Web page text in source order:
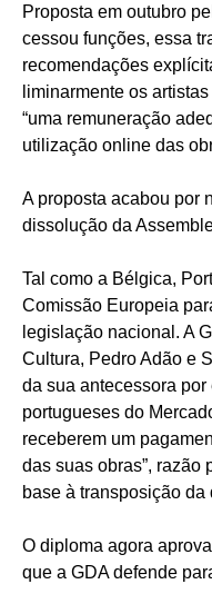
Proposta em outubro
cessou funções, essa
recomendações
liminarmente os
“uma remuneração
utilização online das
A proposta acabou por
dissolução da
Tal como a Bélgica,
Comissão Europeia
legislação nacional. A
Cultura, Pedro Adão e
da sua antecessora
portugueses do
receberem um
das suas obras”, razão
base à transposição da
O diploma agora
que a GDA defende